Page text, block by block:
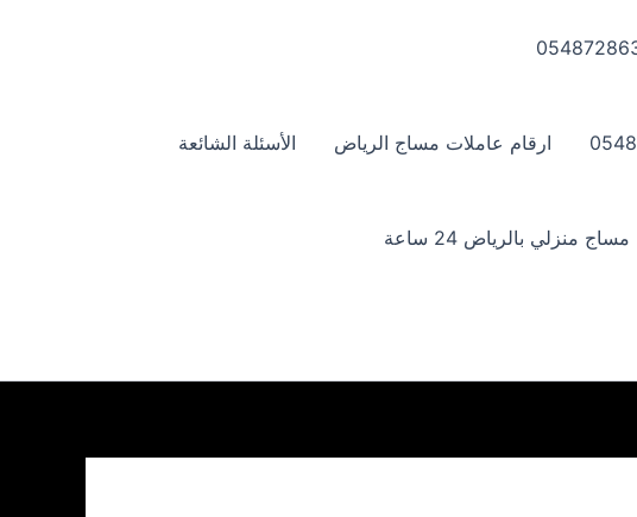
ارقام عاملات مساج الرياض الأسئلة الشائعة
مساج منزلي بالرياض 24 ساعة